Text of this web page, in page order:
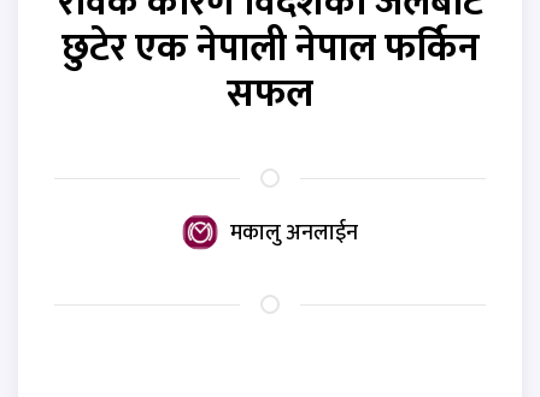
छुटेर एक नेपाली नेपाल फर्किन
सफल
मकालु अनलाईन